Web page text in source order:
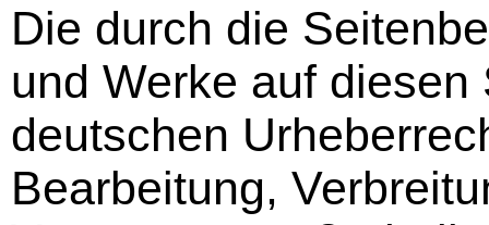
Die durch die
und Werke auf
deutschen
Bearbeitung,